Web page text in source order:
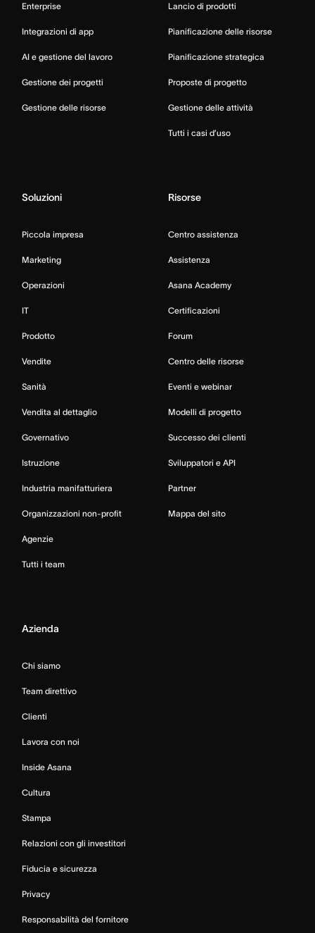
Enterprise
Integrazioni di app
AI e gestione del lavoro
Gestione dei progetti
Gestione delle risorse
Lancio di prodotti
Pianificazione delle risorse
Pianificazione strategica
Proposte di progetto
Gestione delle attività
Tutti i casi d’uso
Soluzioni
Piccola impresa
Marketing
Operazioni
IT
Prodotto
Vendite
Sanità
Vendita al dettaglio
Governativo
Istruzione
Industria manifatturiera
Organizzazioni non-profit
Agenzie
Tutti i team
Risorse
Centro assistenza
Assistenza
Asana Academy
Certificazioni
Forum
Centro delle risorse
Eventi e webinar
Modelli di progetto
Successo dei clienti
Sviluppatori e API
Partner
Mappa del sito
Azienda
Chi siamo
Team direttivo
Clienti
Lavora con noi
Inside Asana
Cultura
Stampa
Relazioni con gli investitori
Fiducia e sicurezza
Privacy
Responsabilità del fornitore